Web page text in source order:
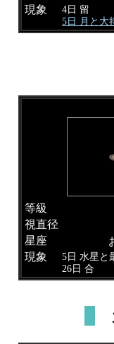
現象
4日 留
5日 月と大
等級
視直径
星座
現象
5日 水星と
26日 合